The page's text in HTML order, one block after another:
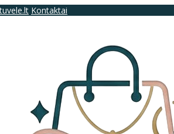
Kontaktai